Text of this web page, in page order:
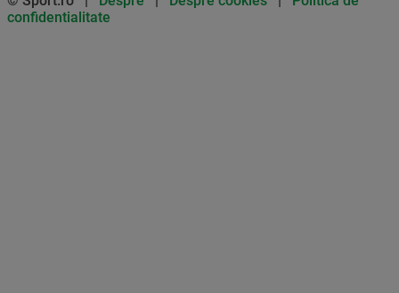
confidentialitate